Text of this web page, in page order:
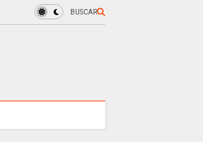
BUSCAR